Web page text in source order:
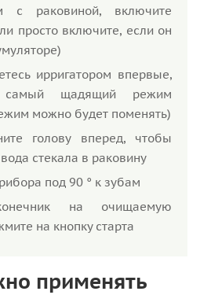
с раковиной, включите
просто включите, если он
ирригатором впервые,
щадящий режим
можно будет поменять)
голову вперед, чтобы
стекала в раковину
под 90 ° к зубам
на очищаемую
на кнопку старта
применять